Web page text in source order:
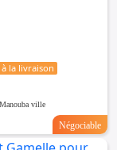
la livraison
ville
Négociable